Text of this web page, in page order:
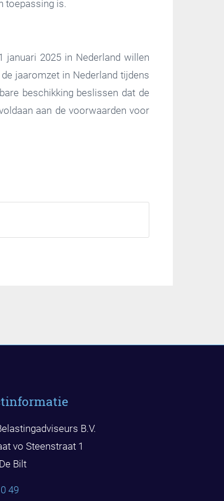
toepassing is.
januari 2025 in Nederland willen
jaaromzet in Nederland tijdens
beschikking beslissen dat de
aan de voorwaarden voor
B.V.
vo Steenstraat 1
Bilt
49